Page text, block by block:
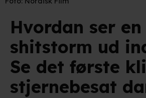
Hvordan ser en
shitstorm ud
Se det første
stjernebesat